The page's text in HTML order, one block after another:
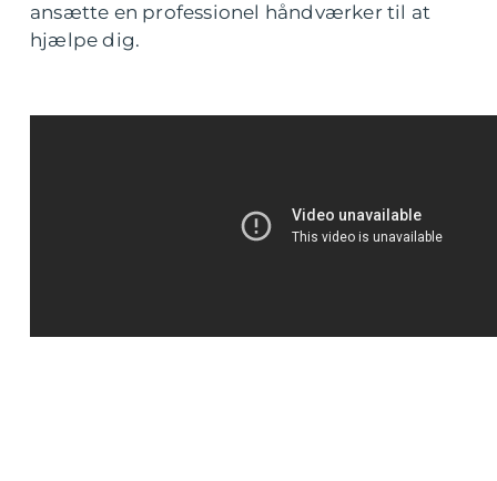
ansætte en professionel håndværker til at
hjælpe dig.